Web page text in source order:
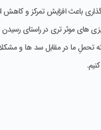
باعث افزایش تمرکز و کاهش
های موثر تری در راستای
ما در مقابل سد ها و